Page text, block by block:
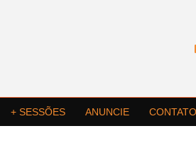
+ SESSÕES ANUNCIE CONTATO